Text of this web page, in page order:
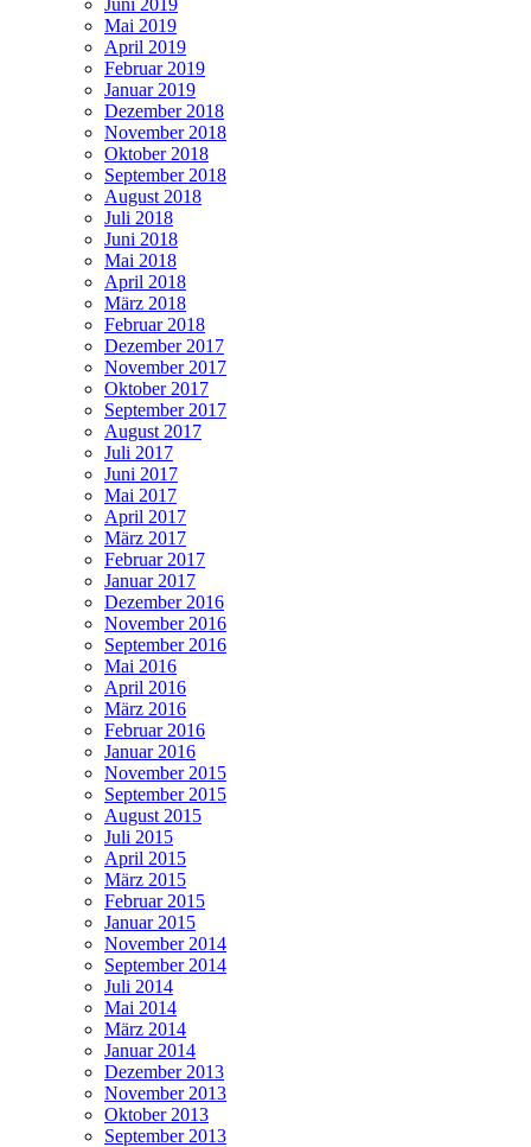
Mai 2019
April 2019
Februar 2019
Januar 2019
Dezember 2018
November 2018
Oktober 2018
September 2018
August 2018
Juli 2018
Juni 2018
Mai 2018
April 2018
März 2018
Februar 2018
Dezember 2017
November 2017
Oktober 2017
September 2017
August 2017
Juli 2017
Juni 2017
Mai 2017
April 2017
März 2017
Februar 2017
Januar 2017
Dezember 2016
November 2016
September 2016
Mai 2016
April 2016
März 2016
Februar 2016
Januar 2016
November 2015
September 2015
August 2015
Juli 2015
April 2015
März 2015
Februar 2015
Januar 2015
November 2014
September 2014
Juli 2014
Mai 2014
März 2014
Januar 2014
Dezember 2013
November 2013
Oktober 2013
September 2013